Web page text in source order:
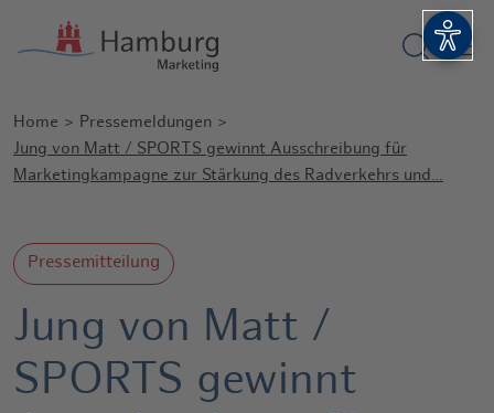
Home
Pressemeldungen
Jung von Matt / SPORTS gewinnt Ausschreibung für
Marketingkampagne zur Stärkung des Radverkehrs und…
Pressemitteilung
Jung von Matt /
SPORTS gewinnt